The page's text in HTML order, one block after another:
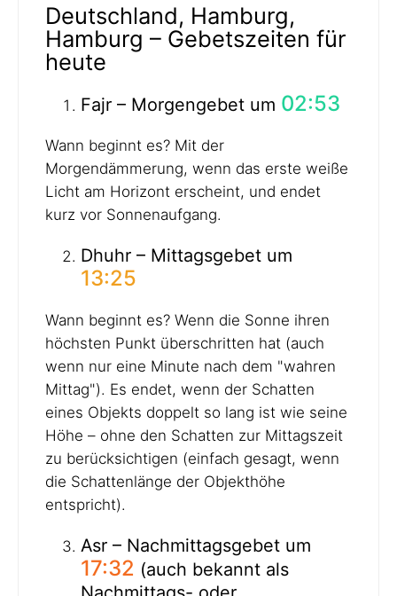
Deutschland, Hamburg,
Hamburg – Gebetszeiten für
heute
Fajr – Morgengebet um 02:53
Wann beginnt es? Mit der
Morgendämmerung, wenn das erste weiße
Licht am Horizont erscheint, und endet
kurz vor Sonnenaufgang.
Dhuhr – Mittagsgebet um
13:25
Wann beginnt es? Wenn die Sonne ihren
höchsten Punkt überschritten hat (auch
wenn nur eine Minute nach dem "wahren
Mittag"). Es endet, wenn der Schatten
eines Objekts doppelt so lang ist wie seine
Höhe – ohne den Schatten zur Mittagszeit
zu berücksichtigen (einfach gesagt, wenn
die Schattenlänge der Objekthöhe
entspricht).
Asr – Nachmittagsgebet um
17:32 (auch bekannt als